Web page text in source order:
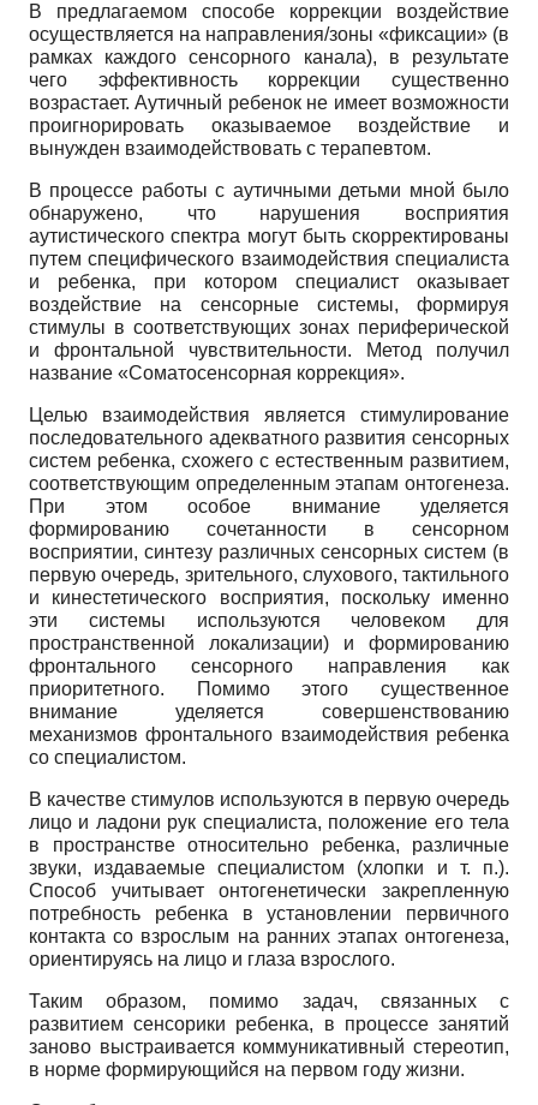
В предлагаемом способе коррекции воздействие
осуществляется на направления/зоны «фиксации» (в
рамках каждого сенсорного канала), в результате
чего эффективность коррекции существенно
возрастает. Аутичный ребенок не имеет возможности
проигнорировать оказываемое воздействие и
вынужден взаимодействовать с терапевтом.
В процессе работы с аутичными детьми мной было
обнаружено, что нарушения восприятия
аутистического спектра могут быть скорректированы
путем специфического взаимодействия специалиста
и ребенка, при котором специалист оказывает
воздействие на сенсорные системы, формируя
стимулы в соответствующих зонах периферической
и фронтальной чувствительности. Метод получил
название «Соматосенсорная коррекция».
Целью взаимодействия является стимулирование
последовательного адекватного развития сенсорных
систем ребенка, схожего с естественным развитием,
соответствующим определенным этапам онтогенеза.
При этом особое внимание уделяется
формированию сочетанности в сенсорном
восприятии, синтезу различных сенсорных систем (в
первую очередь, зрительного, слухового, тактильного
и кинестетического восприятия, поскольку именно
эти системы используются человеком для
пространственной локализации) и формированию
фронтального сенсорного направления как
приоритетного. Помимо этого существенное
внимание уделяется совершенствованию
механизмов фронтального взаимодействия ребенка
со специалистом.
В качестве стимулов используются в первую очередь
лицо и ладони рук специалиста, положение его тела
в пространстве относительно ребенка, различные
звуки, издаваемые специалистом (хлопки и т. п.).
Способ учитывает онтогенетиче­ски закрепленную
потребность ребенка в установлении первичного
контакта со взрослым на ранних этапах онтогенеза,
ориентируясь на лицо и глаза взрослого.
Таким образом, помимо задач, связанных с
развитием сенсорики ребенка, в процессе занятий
заново выстраивается коммуникативный стереотип,
в норме формирующийся на первом году жизни.